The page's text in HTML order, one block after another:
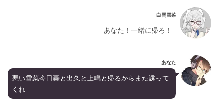
白雲雪菜
あなた！一緒に帰ろ！
あなた
悪い雪菜今日轟と出久と上鳴と帰るからまた誘って
くれ